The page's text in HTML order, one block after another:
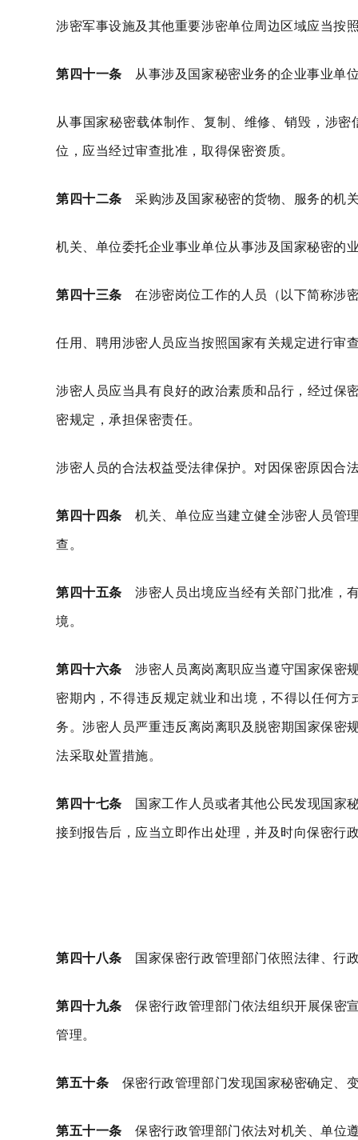
涉密军事设施及其他重要涉密单位周边区域应当按
第四十一条 从事涉及国家秘密业务的企业事业单
从事国家秘密载体制作、复制、维修、销毁，涉
位，应当经过审查批准，取得保密资质。
第四十二条 采购涉及国家秘密的货物、服务的机
机关、单位委托企业事业单位从事涉及国家秘密的
第四十三条 在涉密岗位工作的人员（以下简称涉
任用、聘用涉密人员应当按照国家有关规定进行审
涉密人员应当具有良好的政治素质和品行，经过保
密规定，承担保密责任。
涉密人员的合法权益受法律保护。对因保密原因合
第四十四条 机关、单位应当建立健全涉密人员管
查。
第四十五条 涉密人员出境应当经有关部门批准，
境。
第四十六条 涉密人员离岗离职应当遵守国家保密
密期内，不得违反规定就业和出境，不得以任何
务。涉密人员严重违反离岗离职及脱密期国家保密
法采取处置措施。
第四十七条 国家工作人员或者其他公民发现国家
接到报告后，应当立即作出处理，并及时向保密行
第四十八条 国家保密行政管理部门依照法律、行
第四十九条 保密行政管理部门依法组织开展保密
管理。
第五十条 保密行政管理部门发现国家秘密确定、
第五十一条 保密行政管理部门依法对机关、单位